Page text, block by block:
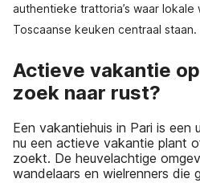
authentieke trattoria’s waar
Toscaanse keuken centraal staan.
Actieve vakantie
zoek naar rust?
Een vakantiehuis in Pari is
nu een actieve vakantie plant
zoekt. De heuvelachtige
wandelaars en wielrenners die